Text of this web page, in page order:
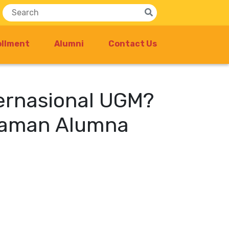
Alumni Contact Us
UGM?
Alumna